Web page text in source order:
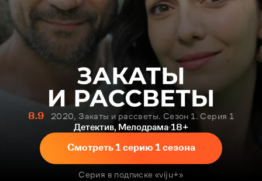
8.9
2020, Закаты и рассветы. Сезон 1. Серия 1
Детектив, Мелодрама 18+
Смотреть 1 серию 1 сезона
Серия в подписке «viju+»